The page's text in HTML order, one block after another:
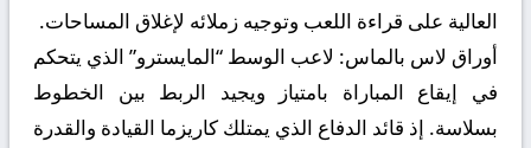
العالية على قراءة اللعب وتوجيه زملائه لإغلاق المساحات.
أوراق لاس بالماس: لاعب الوسط “المايسترو” الذي يتحكم
في إيقاع المباراة بامتياز ويجيد الربط بين الخطوط
بسلاسة. إذ قائد الدفاع الذي يمتلك كاريزما القيادة والقدرة